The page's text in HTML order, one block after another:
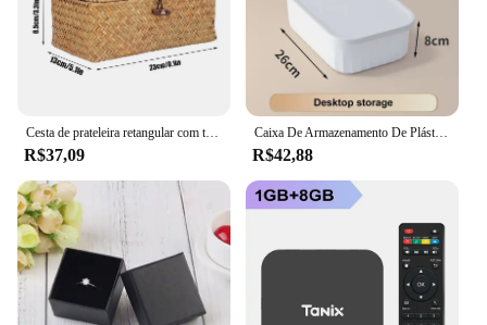
gift for anyone who loves music and values
convenience.
Cesta de prateleira retangular com tampa, ervas marinhas artesanais, tecido de vime, organizador de maquiagem, recipiente multiuso, caixa natural
R$37,09
Caixa De Armazenamento De Plástico Doméstico e Snack com Tampa, Caixa De Classificação De Classificação Espessada, Cor Sólida
R$42,88